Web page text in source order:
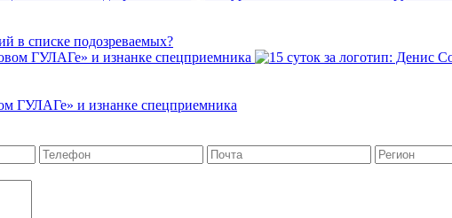
в списке подозреваемых?
ГУЛАГе» и изнанке спецприемника